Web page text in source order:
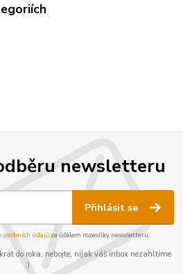
newsletteru
Přihlásit se
osobních údajůza účelem rozesílky newsletteru.
do roka, nebojte, nijak váš inbox nezahltíme
:)